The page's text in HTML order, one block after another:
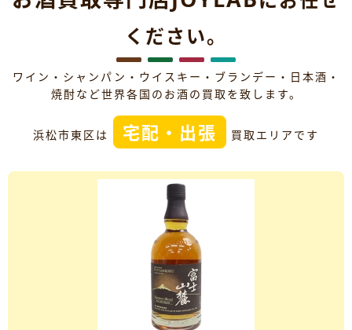
ください。
ワイン・シャンパン・ウイスキー・ブランデー・日本酒・
焼酎など世界各国のお酒の買取を致します。
浜松市東区は 宅配・出張 買取エリアです